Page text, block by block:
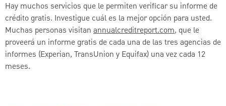
Hay muchos servicios que le permiten verificar su informe de
crédito gratis. Investigue cuál es la mejor opción para usted.
Muchas personas visitan annualcreditreport.com, que le
proveerá un informe gratis de cada una de las tres agencias de
informes (Experian, TransUnion y Equifax) una vez cada 12
meses.